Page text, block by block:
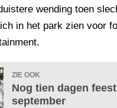
wending toen
in het park zien voor
ZIE OOK
Nog tien dagen
september